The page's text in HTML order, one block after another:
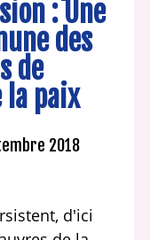
: Une
des
de
la paix
2018
d'ici